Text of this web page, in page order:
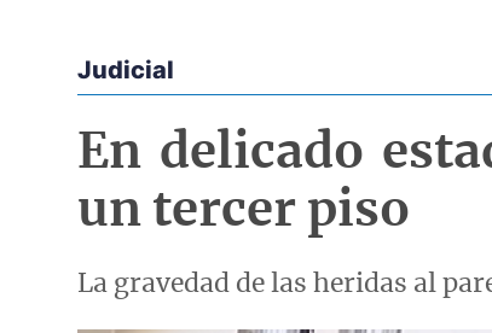
Econoticias y Eventos
Judicial
En delicado
un tercer piso
La gravedad de las heridas al